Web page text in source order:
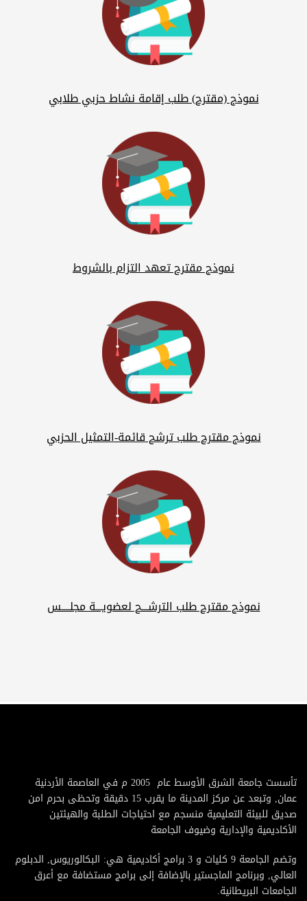
نموذج (مقترح) طلب إقامة نشاط حزبي طلابي
نموذج مقترح تعهد التزام بالشروط
نموذج مقترح طلب ترشح قائمة-التمثيل الحزبي
نموذج مقترح طلب الترشـــح لعضويـــة مجلــــس
تأسست جامعة الشرق الأوسط عام 2005 م في العاصمة الأردنية
عمان, وتبعد عن مركز المدينة ما يقرب 15 دقيقة وتحظى بحرم امن
صديق للبيئة التعليمية منسجم مع احتياجات الطلبة والهيئتين
الأكاديمية والإدارية وضيوف الجامعة
وتضم الجامعة 9 كليات و 3 برامج أكاديمية هي: البكالوريوس, الدبلوم
العالي, وبرنامج الماجستير بالإضافة إلى برامج مستضافة مع أعرق
الجامعات البريطانية.